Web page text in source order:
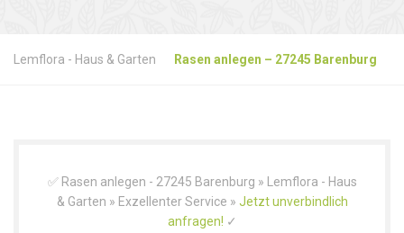
Lemflora - Haus & Garten Rasen anlegen – 27245 Barenburg
✅ Rasen anlegen - 27245 Barenburg » Lemflora - Haus
& Garten » Exzellenter Service » Jetzt unverbindlich
anfragen! ✓